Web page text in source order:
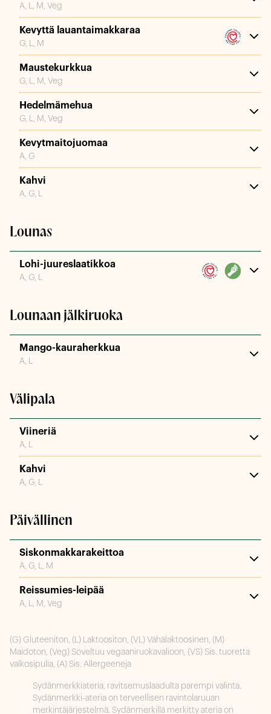
A, L, M, Veg
Kevyttä lauantaimakkaraa
G, L, M
Maustekurkkua
G, L, M, Veg
Hedelmämehua
G, L, M, Veg
Kevytmaitojuomaa
A, G
Kahvi
A, G, L
Lounas
Lohi-juureslaatikkoa
A, G, L
Lounaan jälkiruoka
Mango-kauraherkkua
A, L
Välipala
Viineriä
A, L
Kahvi
A, G, L
Päivällinen
Siskonmakkarakeittoa
A, G, L, M
Reissumies-leipää
A, L, M, Veg
(G) Gluteeniton, (L) Laktoositon, (VL) Vähälaktoosinen, (M)
Maidoton, (Veg) Soveltuu vegaaniruokavalioon, (VS) Sis. tuoretta
valkosipulia, (A) Sis. Allergeeneja
Sydänmerkkiateria, ravitsemuslaadulta parempi valinta.
Sydänmerkki-ateria on terveellisen ravintolaruuan
merkintäjärjestelmä. Sydänmerkillä merkitty ateria on